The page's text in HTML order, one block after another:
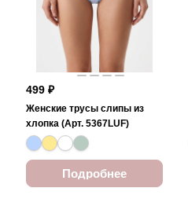
499 ₽
Женские трусы слипы из
хлопка (Арт. 5367LUF)
Подробнее